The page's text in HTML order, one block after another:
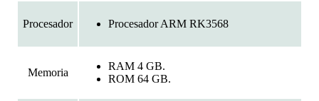
Procesador Procesador ARM RK3568
Memoria
RAM 4 GB.
ROM 64 GB.